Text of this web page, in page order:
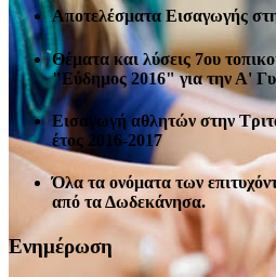
Αποτελέσματα Εισαγωγής
Θέματα και λύσεις 7ου
"Εύδημος 2016" για την Α'
Εισαγωγή αθλητών στην
έτος 2016-2017
Όλα τα ονόματα των
από τα Δωδεκάνησα.
Ενημέρωση